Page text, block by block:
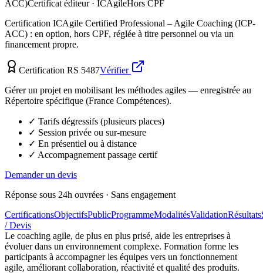
ACC)Certificat éditeur · ICAgileHors CPF
Certification ICAgile Certified Professional – Agile Coaching (ICP-
ACC) : en option, hors CPF, réglée à titre personnel ou via un
financement propre.
Certification RS 5487Vérifier
Gérer un projet en mobilisant les méthodes agiles — enregistrée au
Répertoire spécifique (France Compétences).
✓ Tarifs dégressifs (plusieurs places)
✓ Session privée ou sur-mesure
✓ En présentiel ou à distance
✓ Accompagnement passage certif
Demander un devis
Réponse sous 24h ouvrées · Sans engagement
CertificationsObjectifsPublicProgrammeModalitésValidationRésultats
/ Devis
Le coaching agile, de plus en plus prisé, aide les entreprises à
évoluer dans un environnement complexe. Formation forme les
participants à accompagner les équipes vers un fonctionnement
agile, améliorant collaboration, réactivité et qualité des produits.